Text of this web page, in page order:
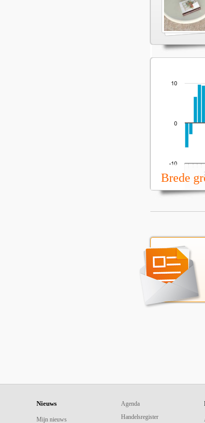
Brede
Nieuws
Mijn nieuws
Agenda
Handelsregister